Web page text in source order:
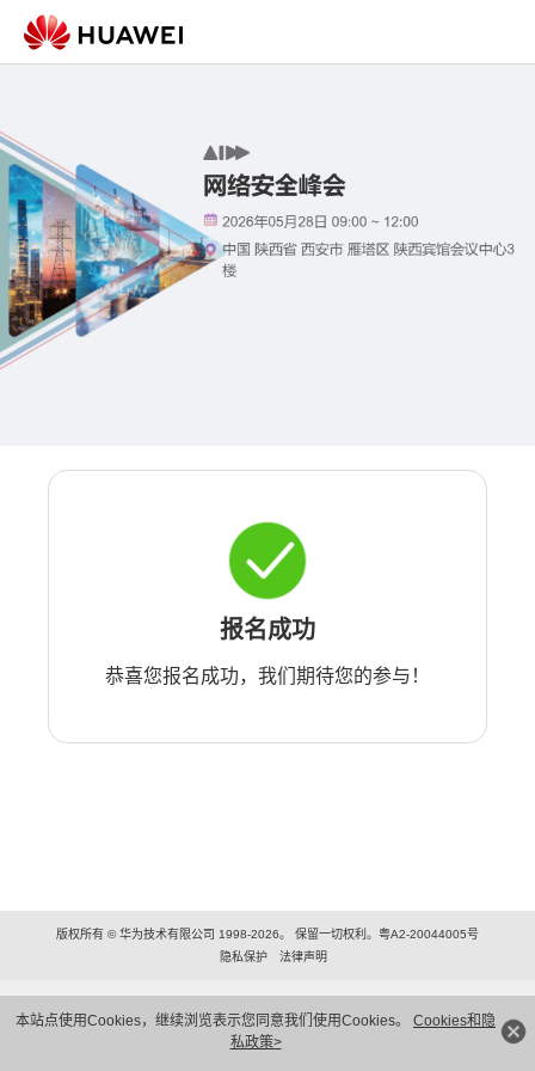
本站点使用Cookies，继续浏览表示您同意我们使用Cookies。 Cookies和隐
私政策>
报名成功
恭喜您报名成功，我们期待您的参与！
版权所有 © 华为技术有限公司 1998-2026。 保留一切权利。粤A2-20044005号
隐私保护
法律声明